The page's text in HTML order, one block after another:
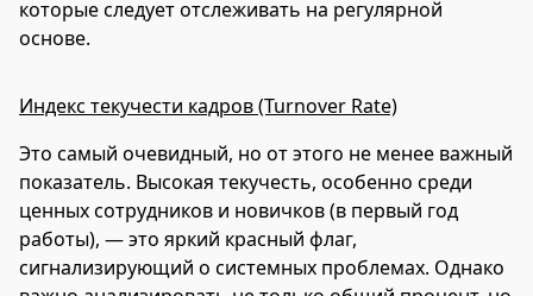
которые следует отслеживать на регулярной
основе.
Индекс текучести кадров (Turnover Rate)
Это самый очевидный, но от этого не менее важный
показатель. Высокая текучесть, особенно среди
ценных сотрудников и новичков (в первый год
работы), — это яркий красный флаг,
сигнализирующий о системных проблемах. Однако